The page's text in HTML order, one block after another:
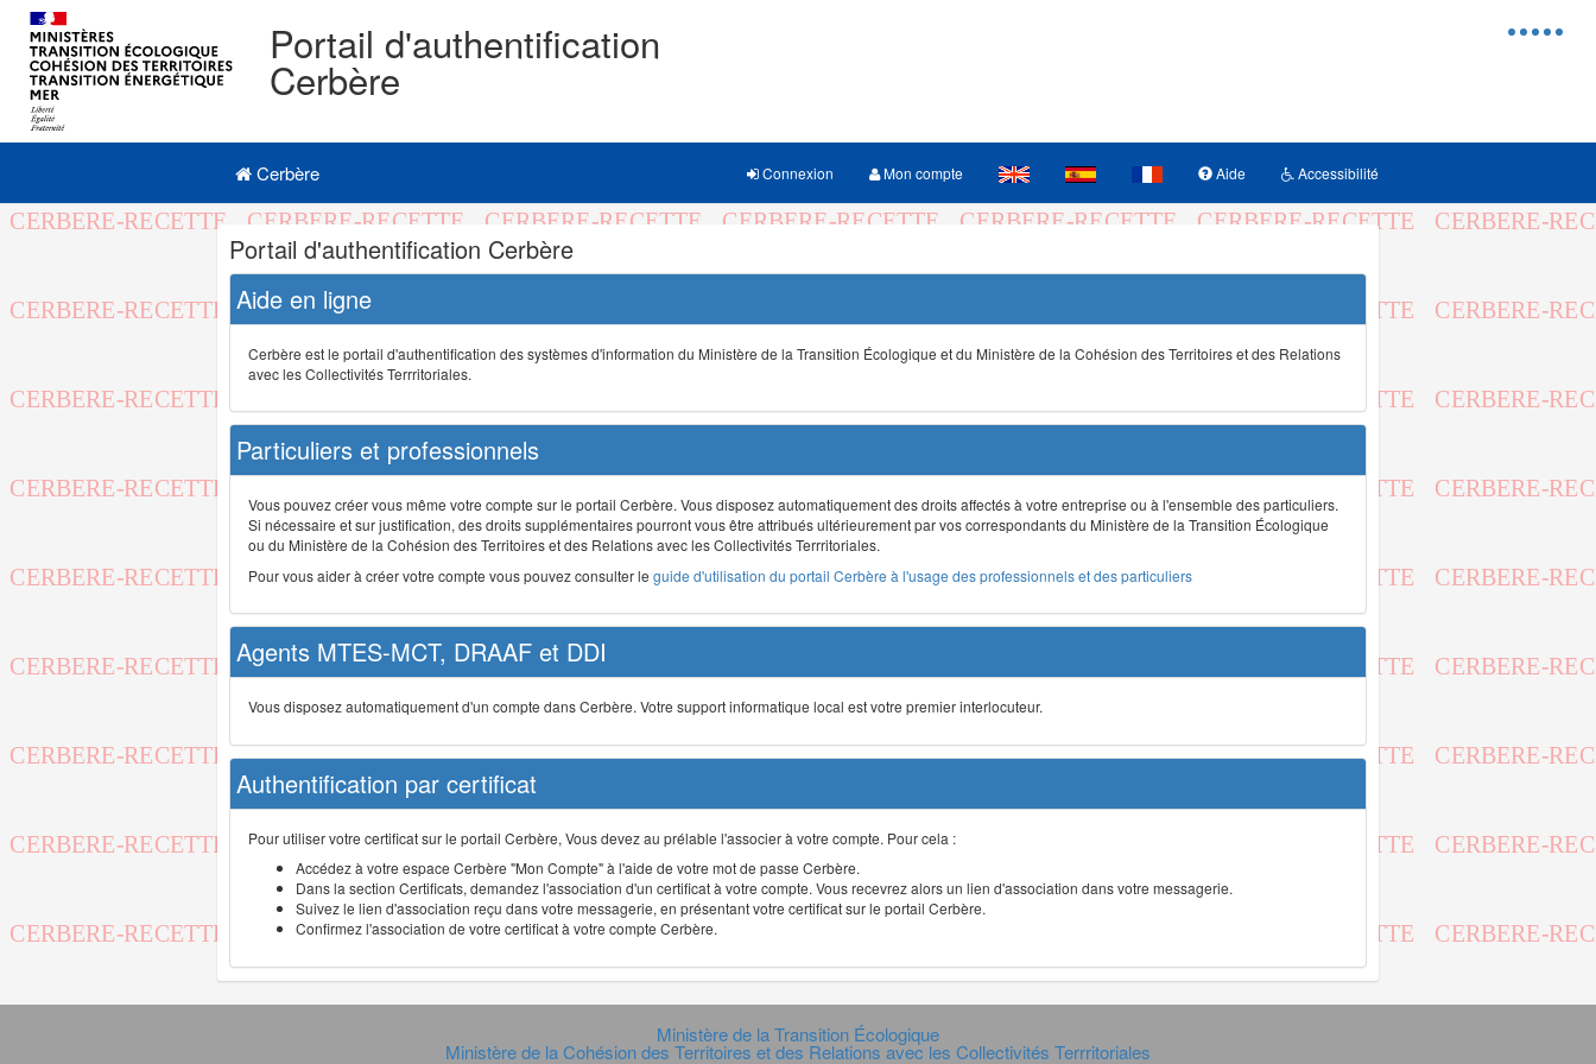
Menu
Portail d'authentification
Cerbère
Navigation
Menu principal
Cerbère Connexion Mon compte Aide Accessibilité
Navigation
et
outils
annexes
Portail d'authentification Cerbère
Aide en ligne
Cerbère est le portail d'authentification des systèmes d'information du Ministère de la Transition Écologique et du Ministère de la Cohésion des Territoires et des Relations
avec les Collectivités Terrritoriales.
Particuliers et professionnels
Vous pouvez créer vous même votre compte sur le portail Cerbère. Vous disposez automatiquement des droits affectés à votre entreprise ou à l'ensemble des particuliers.
Si nécessaire et sur justification, des droits supplémentaires pourront vous être attribués ultérieurement par vos correspondants du Ministère de la Transition Écologique
ou du Ministère de la Cohésion des Territoires et des Relations avec les Collectivités Terrritoriales.
Pour vous aider à créer votre compte vous pouvez consulter le guide d'utilisation du portail Cerbère à l'usage des professionnels et des particuliers
Agents MTES-MCT, DRAAF et DDI
Vous disposez automatiquement d'un compte dans Cerbère. Votre support informatique local est votre premier interlocuteur.
Authentification par certificat
Pour utiliser votre certificat sur le portail Cerbère, Vous devez au prélable l'associer à votre compte. Pour cela :
Accédez à votre espace Cerbère "Mon Compte" à l'aide de votre mot de passe Cerbère.
Dans la section Certificats, demandez l'association d'un certificat à votre compte. Vous recevrez alors un lien d'association dans votre messagerie.
Suivez le lien d'association reçu dans votre messagerie, en présentant votre certificat sur le portail Cerbère.
Confirmez l'association de votre certificat à votre compte Cerbère.
Ministère de la Transition Écologique
Ministère de la Cohésion des Territoires et des Relations avec les Collectivités Terrritoriales